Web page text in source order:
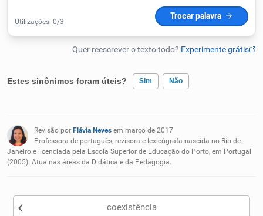
Caça-palavras
Estes sinônimos foram úteis? Sim Não
Nenhum dos sinônimos apresentados me ajudou
Outro
Revisão por Flávia Neves em março de 2017
Professora de português, revisora e lexicógrafa nascida no Rio de
Janeiro e licenciada pela Escola Superior de Educação do Porto, em Portugal
(2005). Atua nas áreas da Didática e da Pedagogia.
coexistência